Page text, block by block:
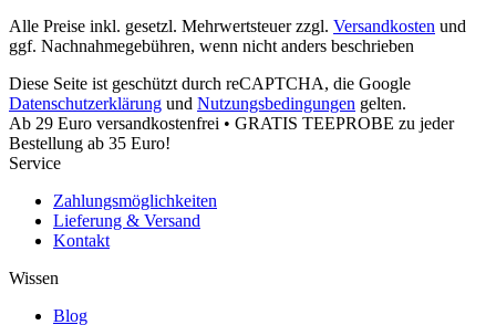
Alle Preise inkl. gesetzl. Mehrwertsteuer zzgl. Versandkosten und
ggf. Nachnahmegebühren, wenn nicht anders beschrieben
Diese Seite ist geschützt durch reCAPTCHA, die Google
Datenschutzerklärung und Nutzungsbedingungen gelten.
Ab 29 Euro versandkostenfrei • GRATIS TEEPROBE zu jeder
Bestellung ab 35 Euro!
Service
Zahlungsmöglichkeiten
Lieferung & Versand
Kontakt
Wissen
Blog